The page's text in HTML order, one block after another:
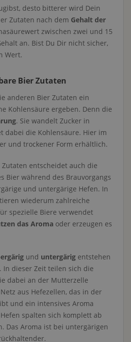
desto bitterer wird Dein
Zutaten nach dem Gehalt der
zwischen zwei und 15
an. Bist Du Dir nicht sicher,
Wert.
Bier Zutaten
anderen Bier Zutaten ein
Kohlensäure ergeben. Denn die
. Sie wandelt Zucker in
dabei die Kohlensäure. Hier im
und trockener Form erhältlich.
entscheidet auch die
Bier während des Brauvorgangs
und untergärige Hefen. In
wiederum zahlreiche
spezielle Biere verwendet
das Aroma oder erzeugen es
und untergärig entstehen
In dieser Zeit teilen sich die
dabei an der Mutterzelle
aus Hefezellen, das in der
und ein intensives Aroma
spalten sich komplett ab
Das Aroma ist bei untergärigen